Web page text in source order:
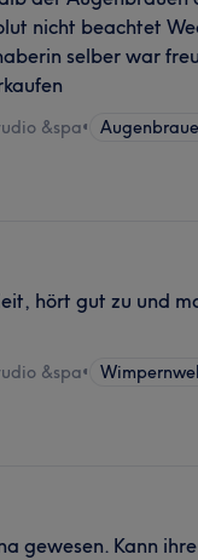
nicht beachtet
selber war
&spa•
hört gut zu und
&spa•
gewesen. Kann